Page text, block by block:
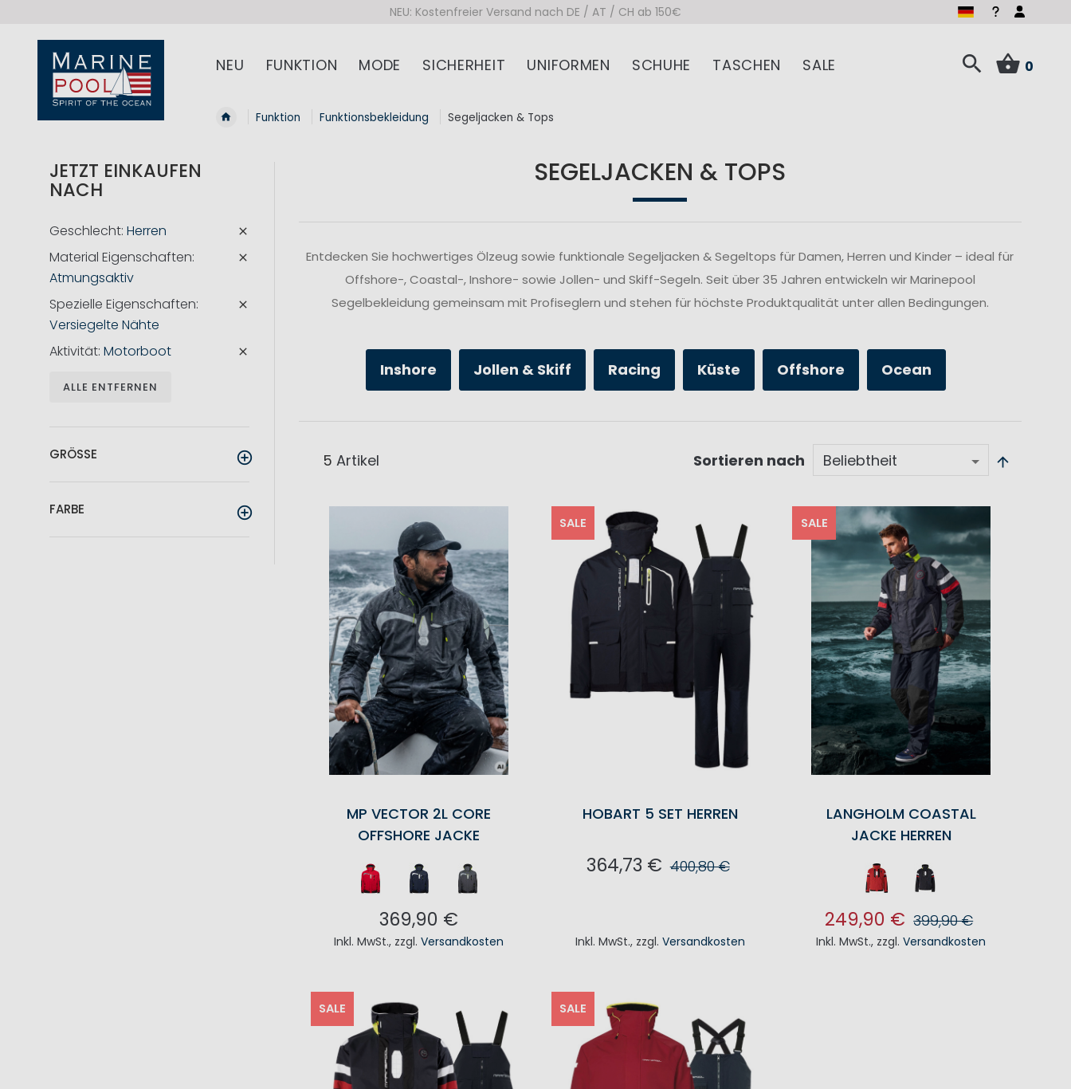
NEU: Kostenfreier Versand nach DE / AT / CH ab 150€
NEU FUNKTION MODE SICHERHEIT UNIFORMEN SCHUHE TASCHEN SALE 0
Funktion Funktionsbekleidung Segeljacken & Tops
SEGELJACKEN & TOPS
Entdecken Sie hochwertiges Ölzeug sowie funktionale Segeljacken & Segeltops für Damen, Herren und Kinder – ideal für
Offshore-, Coastal-, Inshore- sowie Jollen- und Skiff-Segeln. Seit über 35 Jahren entwickeln wir Marinepool
Segelbekleidung gemeinsam mit Profiseglern und stehen für höchste Produktqualität unter allen Bedingungen.
Inshore Jollen & Skiff Racing Küste Offshore Ocean
5 Artikel Sortieren nach
MP VECTOR 2L CORE
OFFSHORE JACKE
369,90 €
Inkl. MwSt., zzgl.Versandkosten
SALE
HOBART 5 SET HERREN
364,73 € 400,80 €
Inkl. MwSt., zzgl. Versandkosten
SALE
LANGHOLM COASTAL
JACKE HERREN
249,90 € 399,90 €
Inkl. MwSt., zzgl.Versandkosten
SALE SALE
JETZT EINKAUFEN
NACH
Geschlecht Herren
Material Eigenschaften
Atmungsaktiv
Spezielle Eigenschaften
Versiegelte Nähte
Aktivität Motorboot
ALLE ENTFERNEN
GRÖSSE
FARBE